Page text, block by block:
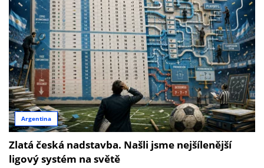
Argentina
Zlatá česká nadstavba. Našli jsme nejšílenější
ligový systém na světě